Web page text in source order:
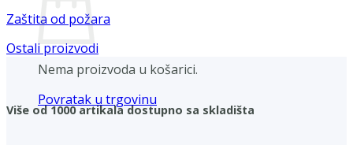
Nema proizvoda u košarici.
Povratak u trgovinu
Zaštita od požara
Ostali proizvodi
Više od 1000 artikala dostupno sa skladišta